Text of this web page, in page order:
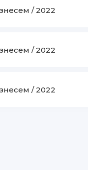
Music/ 2022
/ 2022
/ 2022